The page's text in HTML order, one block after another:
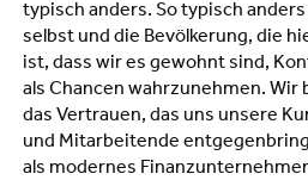
typisch anders. So typisch anders
selbst und die Bevölkerung, die
ist, dass wir es gewohnt sind,
als Chancen wahrzunehmen. Wir
das Vertrauen, das uns unsere
und Mitarbeitende
als modernes